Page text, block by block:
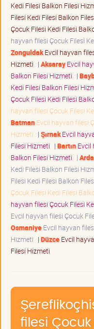
Kedi Filesi Balkon Filesi
Filesi Kedi Filesi Balkon
Çocuk Filesi Kedi Filesi
hayvan filesi Çocuk Filesi
ZonguldakEvcil hayvan
Hizmeti | AksarayEvcil
Balkon Filesi Hizmeti |
Kedi Filesi Balkon Filesi
Çocuk Filesi Kedi Filesi
hayvan filesi Çocuk Filesi
BatmanEvcil hayvan filesi
Hizmeti | ŞırnakEvcil
Filesi Hizmeti | BartınEvcil
Balkon Filesi Hizmeti |
Kedi Filesi Balkon Filesi
Filesi Kedi Filesi Balkon
Çocuk Filesi Kedi Filesi
hayvan filesi Çocuk Filesi
Evcil hayvan filesi Çocuk
OsmaniyeEvcil hayvan
Hizmeti | DüzceEvcil
Filesi Hizmeti
filesi Çocuk